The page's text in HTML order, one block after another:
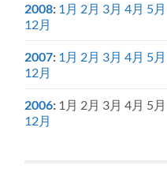
2008: 1月 2月 3月 4月 5月
12月
2007: 1月 2月 3月 4月 5月
12月
2006: 1月 2月 3月 4月 5月
12月